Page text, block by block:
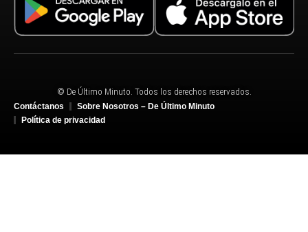
© De Último Minuto. Todos los derechos reservados.
Contáctanos
Sobre Nosotros – De Último Minuto
Política de privacidad